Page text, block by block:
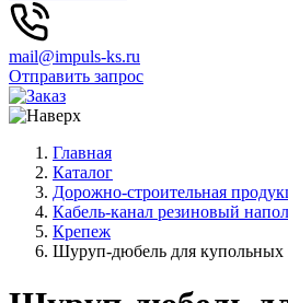
mail@impuls-ks.ru
Отправить запрос
Главная
Каталог
Дорожно-строительная
Кабель-канал резиновый
Крепеж
Шуруп-дюбель для купольных